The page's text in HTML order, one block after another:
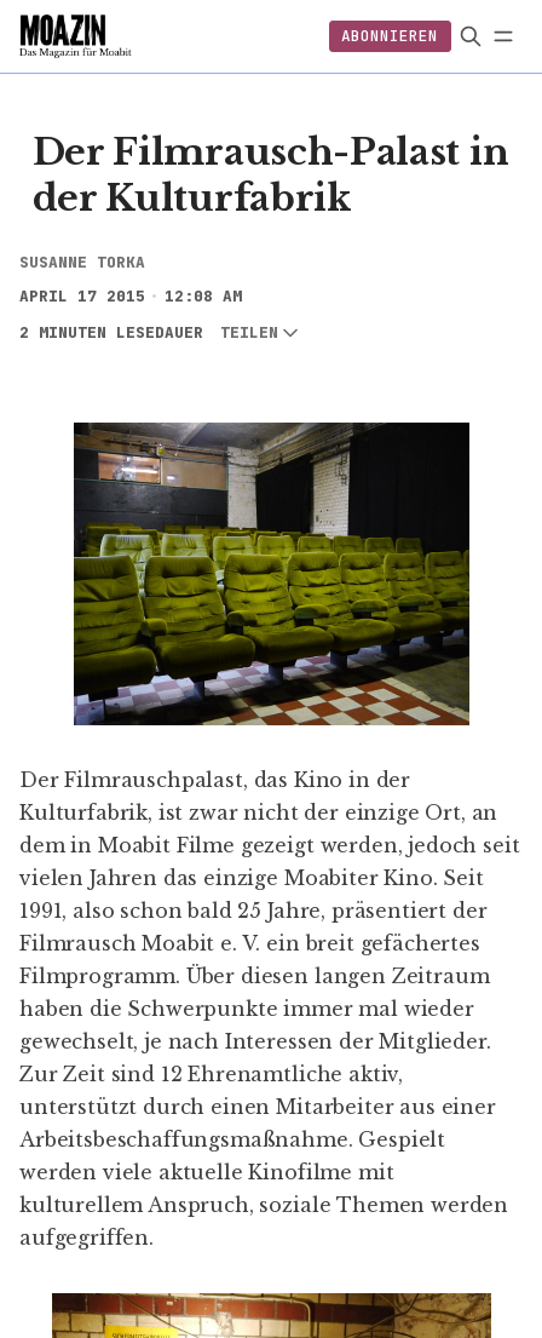
ABONNIEREN
EINLOGGEN
ABONNIEREN FOLGEN
Der Filmrausch-Palast in
der Kulturfabrik
SUSANNE TORKA
APRIL 17 2015
12:08 AM
2 MINUTEN LESEDAUER
TEILEN
DerFilmrauschpalast, das Kino in der
Kulturfabrik, ist zwar nicht der einzige Ort, an
dem in Moabit Filme gezeigt werden, jedoch seit
vielen Jahren das einzige Moabiter Kino. Seit
1991, also schon bald 25 Jahre, präsentiert der
Filmrausch Moabit e. V. ein breit gefächertes
Filmprogramm. Über diesen langen Zeitraum
haben die Schwerpunkte immer mal wieder
gewechselt, je nach Interessen der Mitglieder.
Zur Zeit sind 12 Ehrenamtliche aktiv,
unterstützt durch einen Mitarbeiter aus einer
Arbeitsbeschaffungsmaßnahme. Gespielt
werden viele aktuelle Kinofilme mit
kulturellem Anspruch, soziale Themen werden
aufgegriffen.